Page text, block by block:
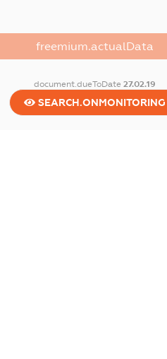
freemium.actualData
document.dueToDate 27.02.19
SEARCH.ONMONITORING